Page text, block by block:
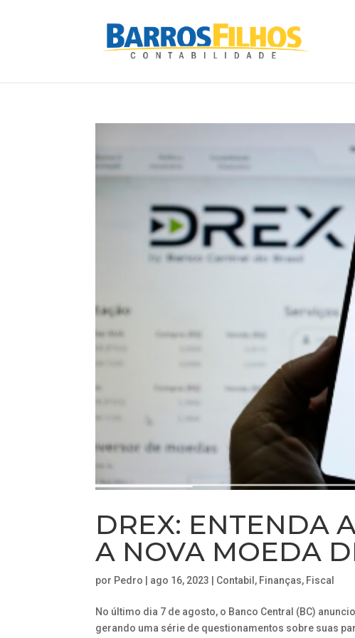
DREX: ENTENDA
A NOVA MOEDA
por Pedro | ago 16, 2023 | Contabil, Finanças, Fiscal
No último dia 7 de agosto, o Banco Central (BC)
gerando uma série de questionamentos sobre suas